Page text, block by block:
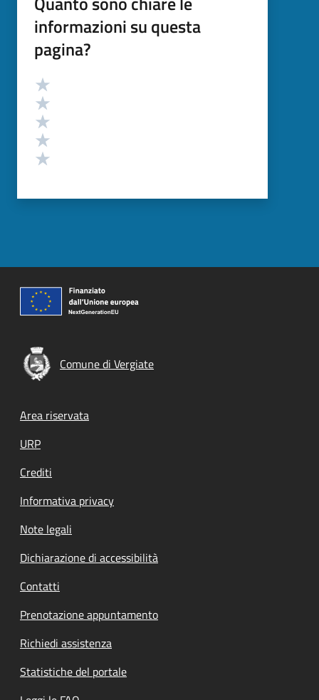
informazioni su questa
pagina?
Valutazione
Comune di Vergiate
Footer menu
Area riservata
URP
Crediti
Informativa privacy
Note legali
Dichiarazione di accessibilità
Contatti
Prenotazione appuntamento
Richiedi assistenza
Statistiche del portale